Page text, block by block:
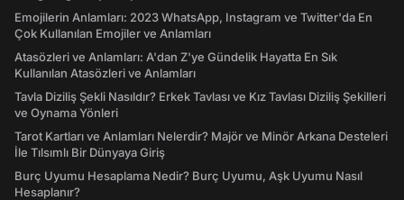
Emojilerin Anlamları: 2023 WhatsApp, Instagram ve Twitter'da En
Çok Kullanılan Emojiler ve Anlamları
Atasözleri ve Anlamları: A'dan Z'ye Gündelik Hayatta En Sık
Kullanılan Atasözleri ve Anlamları
Tavla Diziliş Şekli Nasıldır? Erkek Tavlası ve Kız Tavlası Diziliş Şekilleri
ve Oynama Yönleri
Tarot Kartları ve Anlamları Nelerdir? Majör ve Minör Arkana Desteleri
İle Tılsımlı Bir Dünyaya Giriş
Burç Uyumu Hesaplama Nedir? Burç Uyumu, Aşk Uyumu Nasıl
Hesaplanır?